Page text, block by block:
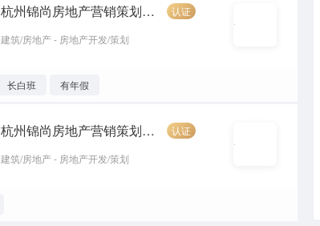
杭州锦尚房地产营销策划置换有限公司 认证
建筑/房地产 - 房地产开发/策划
长白班 有年假
杭州锦尚房地产营销策划置换有限公司 认证
建筑/房地产 - 房地产开发/策划